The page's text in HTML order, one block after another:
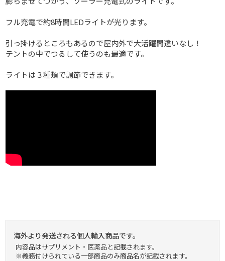
フル充電で約8時間LEDライトが光ります。
引っ掛けるところもあるので屋内外で大活躍間違いなし！
テントの中でつるして使うのも最適です。
ライトは３種類で調節できます。
海外より発送される個人輸入商品です。
内容品はサプリメント・医薬品と記載されます。
※義務付けられている一部商品のみ商品名が記載されます。